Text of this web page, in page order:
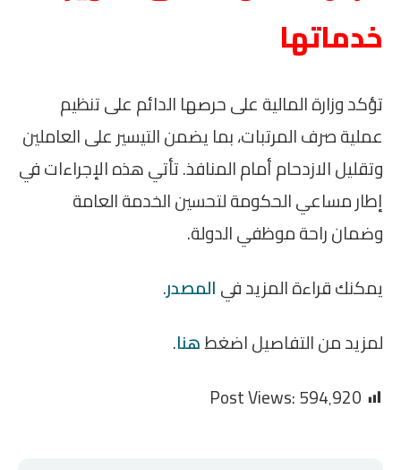
خدماتها
تؤكد وزارة المالية على حرصها الدائم على تنظيم
عملية صرف المرتبات، بما يضمن التيسير على العاملين
وتقليل الازدحام أمام المنافذ. تأتي هذه الإجراءات في
إطار مساعي الحكومة لتحسين الخدمة العامة
وضمان راحة موظفي الدولة.
يمكنك قراءة المزيد فيالمصدر.
لمزيد من التفاصيل اضغطهنا.
Post Views:594٬920